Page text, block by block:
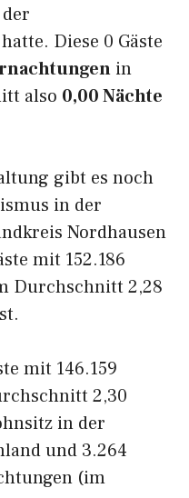
Diese 0 Gäste
in
also 0,00 Nächte
gibt es noch
in der
Nordhausen
mit 152.186
Durchschnitt 2,28
mit 146.159
2,30
in der
und 3.264
(im